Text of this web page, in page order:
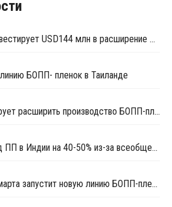
Dhunseri Poly Films инвестирует USD144 млн в расширение мощностей по производству упаковочных пленок
БОПП- пленок в Таиланде
Индийская SRF планирует расширить производство БОПП-пленок в Мадхья-Прадеше
HMEL загрузила завод ПП в Индии на 40-50% из-за всеобщего карантина в стране
Cosmo Films в конце марта запустит новую линию БОПП-пленки в Индии